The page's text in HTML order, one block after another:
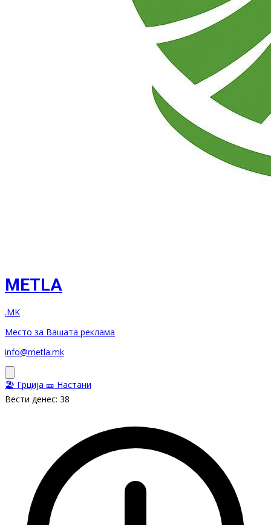
METLA
.MK
Место за Вашата реклама
info@metla.mk
🏖️ Грција 🎫 Настани
Вести денес: 38